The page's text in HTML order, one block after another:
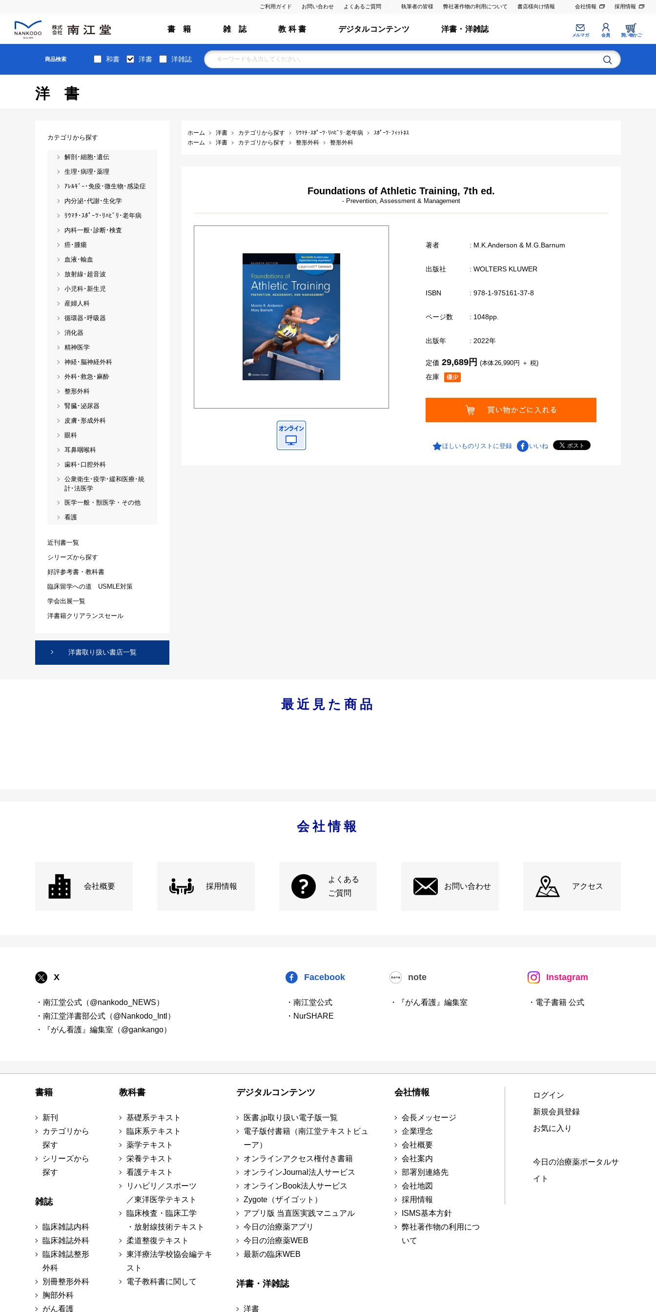
ご利用ガイド お問い合わせ よくあるご質問 執筆者の皆様 弊社著作物の利用について 書店様向け情報 会社情報 採用情報
書 籍 雑 誌 教 科 書 デジタルコンテンツ 洋書・洋雑誌
メルマガ 会員 買い物かご
商品検索 和書 洋書 洋雑誌
洋書
ホーム 洋書 カテゴリから探す ﾘｳﾏﾁ･ｽﾎﾟｰﾂ･ﾘﾊﾋﾞﾘ･老年病
ｽﾎﾟｰﾂ･ﾌｨｯﾄﾈｽ
ホーム
洋書 カテゴリから探す 整形外科 整形外科
Foundations of Athletic Training, 7th ed.
- Prevention, Assessment & Management
著者 : M.K.Anderson & M.G.Barnum
出版社 : WOLTERS KLUWER
ISBN : 978-1-975161-37-8
ページ数 : 1048pp.
出版年 : 2022年
在庫
定価 29,689円 (本体26,990円 ＋ 税)
ほしいものリストに登録 いいね
カテゴリから探す
解剖･細胞･遺伝
生理･病理･薬理
ｱﾚﾙｷﾞｰ･免疫･微生物･感染症
内分泌･代謝･生化学
ﾘｳﾏﾁ･ｽﾎﾟｰﾂ･ﾘﾊﾋﾞﾘ･老年病
内科一般･診断･検査
癌･腫瘍
血液･輸血
放射線･超音波
小児科･新生児
産婦人科
循環器･呼吸器
消化器
精神医学
神経･脳神経外科
外科･救急･麻酔
整形外科
腎臓･泌尿器
皮膚･形成外科
眼科
耳鼻咽喉科
歯科･口腔外科
公衆衛生･疫学･緩和医療･統
計･法医学
医学一般・獣医学・その他
看護
近刊書一覧
シリーズから探す
好評参考書・教科書
臨床留学への道 USMLE対策
学会出展一覧
洋書籍クリアランスセール
洋書取り扱い書店一覧
最近見た商品
会社情報
会社概要 採用情報
よくある
ご質問
お問い合わせ アクセス
X
・南江堂公式（@nankodo_NEWS）
・南江堂洋書部公式（@Nankodo_Intl）
・『がん看護』編集室（@gankango）
Facebook
・南江堂公式
・NurSHARE
note
・『がん看護』編集室
Instagram
・電子書籍 公式
書籍
新刊
カテゴリから
探す
シリーズから
探す
雑誌
臨床雑誌内科
臨床雑誌外科
臨床雑誌整形
外科
別冊整形外科
胸部外科
がん看護
教科書
基礎系テキスト
臨床系テキスト
薬学テキスト
栄養テキスト
看護テキスト
リハビリ／スポーツ
／東洋医学テキスト
臨床検査・臨床工学
・放射線技術テキスト
柔道整復テキスト
東洋療法学校協会編テキ
スト
電子教科書に関して
デジタルコンテンツ
医書.jp取り扱い電子版一覧
電子版付書籍（南江堂テキストビュ
ーア）
オンラインアクセス権付き書籍
オンラインJournal法人サービス
オンラインBook法人サービス
Zygote（ザイゴット）
アプリ版 当直医実践マニュアル
今日の治療薬アプリ
今日の治療薬WEB
最新の臨床WEB
洋書・洋雑誌
洋書
会社情報
会長メッセージ
企業理念
会社概要
会社案内
部署別連絡先
会社地図
採用情報
ISMS基本方針
弊社著作物の利用につ
いて
ログイン
新規会員登録
お気に入り
今日の治療薬ポータルサ
イト